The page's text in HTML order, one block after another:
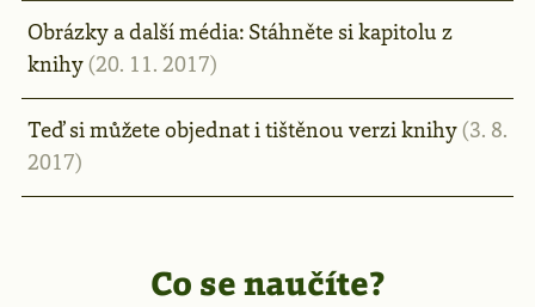
Obrázky a další média: Stáhněte si kapitolu z
knihy(20. 11. 2017)
Teď si můžete objednat i tištěnou verzi knihy(3. 8.
2017)
Co se naučíte?